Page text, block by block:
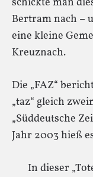
Bertram nach –
eine kleine
Kreuznach.
Die „FAZ“
„taz“ gleich
„Süddeutsche
Jahr 2003 hieß
In dieser